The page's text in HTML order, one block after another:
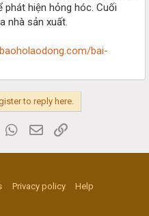
phát hiện hỏng hóc. Cuối
nhà sản xuất.
bai-
to reply here.
Tumblr WhatsApp
Email
Privacy policy
Help